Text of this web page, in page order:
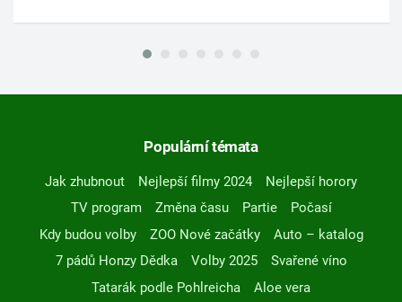
Populární témata
Jak zhubnout Nejlepší filmy 2024
Nejlepší horory
TV program
Změna času Partie
Počasí
Kdy budou volby
ZOO Nové začátky
Auto – katalog
7 pádů Honzy Dědka
Volby 2025
Svařené víno
Tatarák podle Pohlreicha
Aloe vera